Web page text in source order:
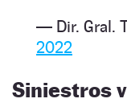
— Dir. Gral.
2022
Siniestros